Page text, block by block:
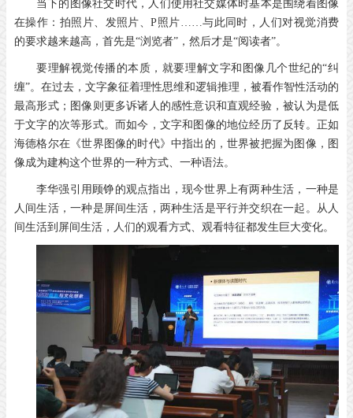
当下的图像社交时代，人们使用社交媒体时基本是围绕着图像
在操作：拍照片、发照片、P照片……与此同时，人们对视觉消费
的要求越来越高，首先是“浏览者”，然后才是“阅读者”。
要理解视觉传播的本质，就要理解文字和图像几个世纪的“纠
缠”。在过去，文字象征着理性思维和逻辑推理，被看作智性活动的
最高形式；图像则更多诉诸人的感性意识和直观经验，被认为是低
于文字的次等形式。而如今，文字和图像的地位经历了反转。正如
海德格尔在《世界图像的时代》中指出的，世界被把握为图像，图
像成为建构这个世界的一种方式、一种语法。
李华强引用顾铮的观点指出，现今世界上有两种生活，一种是
人间生活，一种是屏间生活，两种生活是平行并交织在一起。从人
间生活到屏间生活，人们的观看方式、观看特征都发生巨大变化。